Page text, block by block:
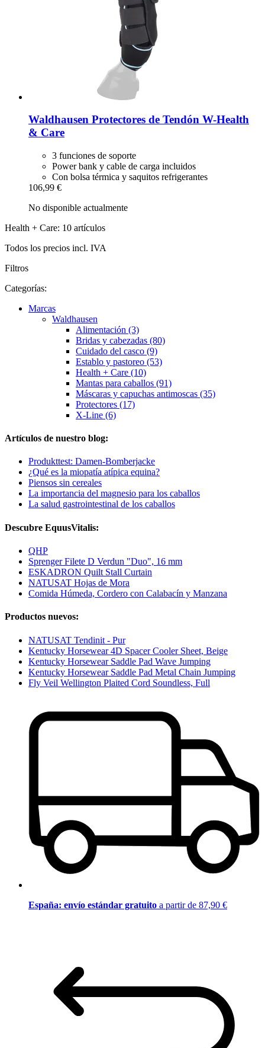
Waldhausen Protectores de Tendón W-​Health
& Care
3 funciones de soporte
Power bank y cable de carga incluidos
Con bolsa térmica y saquitos refrigerantes
106,99 €
No disponible actualmente
Health + Care: 10 artículos
Todos los precios incl. IVA
Filtros
Categorías:
Marcas
Waldhausen
Alimentación (3)
Bridas y cabezadas (80)
Cuidado del casco (9)
Establo y pastoreo (53)
Health + Care (10)
Mantas para caballos (91)
Máscaras y capuchas antimoscas (35)
Protectores (17)
X-Line (6)
Artículos de nuestro blog:
Produkttest: Damen-Bomberjacke
¿Qué es la miopatía atípica equina?
Piensos sin cereales
La importancia del magnesio para los caballos
La salud gastrointestinal de los caballos
Descubre EquusVitalis:
QHP
Sprenger Filete D Verdun "Duo", 16 mm
ESKADRON Quilt Stall Curtain
NATUSAT Hojas de Mora
Comida Húmeda, Cordero con Calabacín y Manzana
Productos nuevos:
NATUSAT Tendinit - Pur
Kentucky Horsewear 4D Spacer Cooler Sheet, Beige
Kentucky Horsewear Saddle Pad Wave Jumping
Kentucky Horsewear Saddle Pad Metal Chain Jumping
Fly Veil Wellington Plaited Cord Soundless, Full
España: envío estándar gratuito a partir de 87,90 €